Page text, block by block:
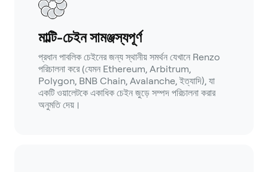
মাল্টি-চেইন সামঞ্জস্যপূর্ণ
প্রধান পাবলিক চেইনের জন্য স্থানীয় সমর্থন যেখানে Renzo
পরিচালনা করে (যেমন Ethereum, Arbitrum,
Polygon, BNB Chain, Avalanche, ইত্যাদি), যা
একটি ওয়ালেটকে একাধিক চেইন জুড়ে সম্পদ পরিচালনা করার
অনুমতি দেয়।